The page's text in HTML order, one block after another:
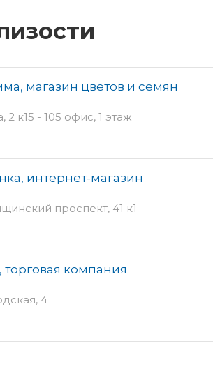
магазин цветов и семян
2 к15 - 105 офис, 1 этаж
интернет-магазин
проспект, 41 к1
торговая компания
4